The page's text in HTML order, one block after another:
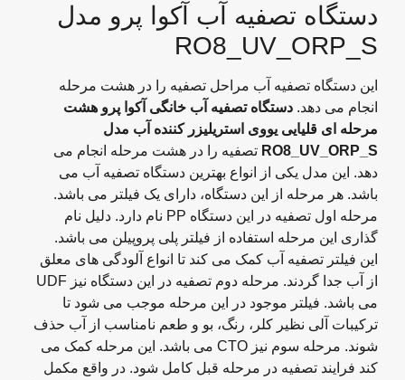
دستگاه تصفیه آب آکوا پرو مدل
RO8_UV_ORP_S
این دستگاه تصفیه آب مراحل تصفیه را در هشت مرحله
انجام می دهد. دستگاه تصفیه آب خانگی آکوا پرو هشت
مرحله ای قلیایی یووی استریلیزر کننده آب مدل
RO8_UV_ORP_Sتصفیه را در هشت مرحله انجام می
دهد. این مدل یکی از انواع بهترین دستگاه تصفیه آب می
باشد. هر مرحله از این دستگاه، دارای یک فیلتر می باشد.
مرحله اول تصفیه در این دستگاه PP نام دارد. دلیل نام
گذاری این مرحله استفاده از فیلتر پلی پروپیلن می باشد.
این فیلتر تصفیه آب کمک می کند تا انواع آلودگی های معلق
از آب جدا گردند. مرحله دوم تصفیه در این دستگاه نیز UDF
می باشد. فیلتر موجود در این مرحله موجب می شود تا
ترکیبات آلی نظیر کلر، رنگ، بو و طعم نامناسب از آب حذف
شوند. مرحله سوم نیز CTO می باشد. این مرحله کمک می
کند فرایند تصفیه در مرحله قبل کامل شود. در واقع مکمل